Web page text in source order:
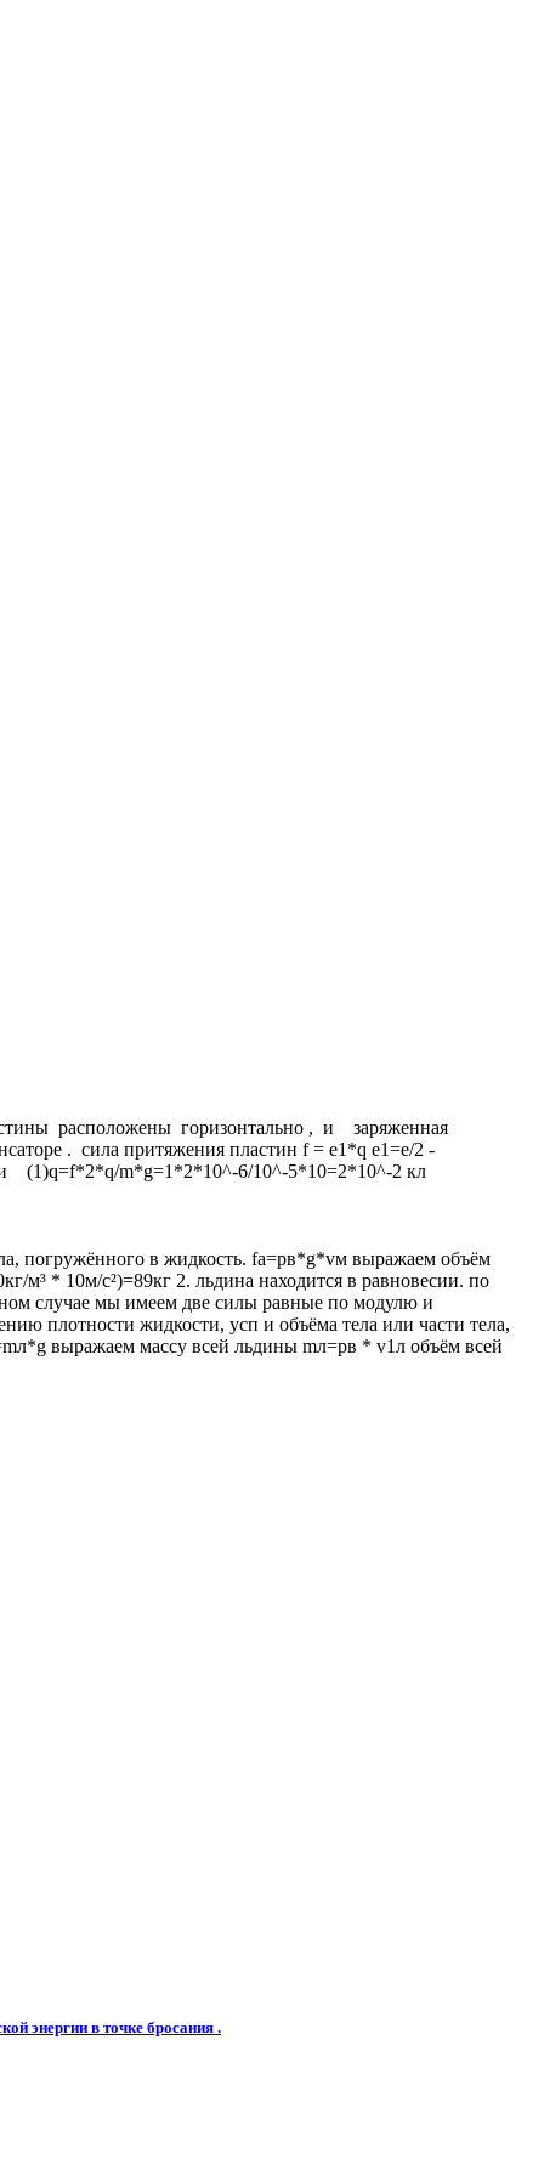
расположены горизонтально , и заряженная
. сила притяжения пластин f = e1*q e1=e/2 -
(1)q=f*2*q/m*g=1*2*10^-6/10^-5*10=2*10^-2 кл
погружённого в жидкость. fa=pв*g*vм выражаем объём
* 10м/с²)=89кг 2. льдина находится в равновесии. по
случае мы имеем две силы равные по модулю и
плотности жидкости, усп и объёма тела или части тела,
выражаем массу всей льдины mл=рв * v1л объём всей
энергии в точке бросания .